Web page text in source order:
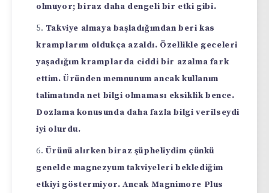
olmuyor; biraz daha dengeli bir etki gibi.
Takviye almaya başladığımdan beri kas
kramplarım oldukça azaldı. Özellikle geceleri
yaşadığım kramplarda ciddi bir azalma fark
ettim. Üründen memnunum ancak kullanım
talimatında net bilgi olmaması eksiklik bence.
Dozlama konusunda daha fazla bilgi verilseydi
iyi olurdu.
Ürünü alırken biraz şüpheliydim çünkü
genelde magnezyum takviyeleri beklediğim
etkiyi göstermiyor. Ancak Magnimore Plus